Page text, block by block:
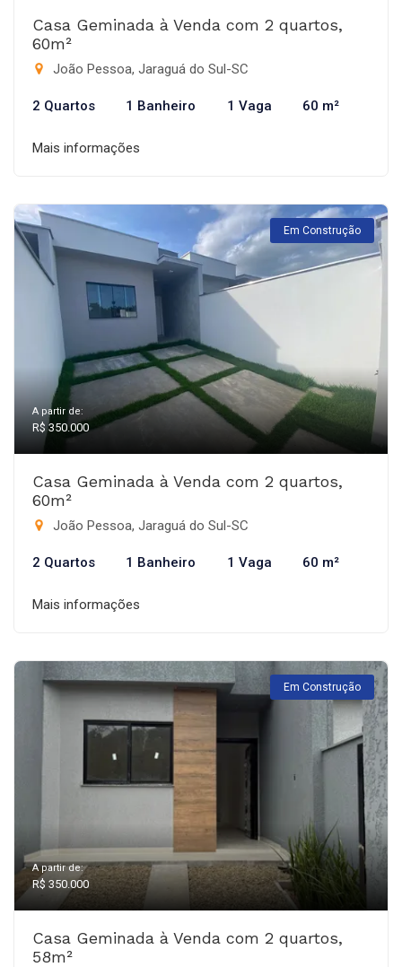
Casa Geminada à Venda com 2 quartos,
60m²
João Pessoa, Jaraguá do Sul-SC
2 Quartos 1 Banheiro 1 Vaga 60 m²
Mais informações
Em Construção
A partir de:
R$ 350.000
Casa Geminada à Venda com 2 quartos,
60m²
João Pessoa, Jaraguá do Sul-SC
2 Quartos 1 Banheiro 1 Vaga 60 m²
Mais informações
Em Construção
A partir de:
R$ 350.000
Casa Geminada à Venda com 2 quartos,
58m²